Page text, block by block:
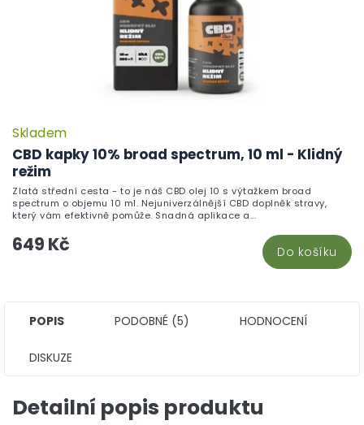
CBD kapky 10% broad spectrum, 10 ml - Klidný
režim
Skladem
649 Kč Do košíku
Zlatá střední cesta - to je náš CBD olej 10 s výtažkem broad
spectrum o objemu 10 ml. Nejuniverzálnější CBD doplněk stravy,
který vám efektivně pomůže. Snadná aplikace a...
POPIS PODOBNÉ (5) HODNOCENÍ
DISKUZE
Detailní popis produktu